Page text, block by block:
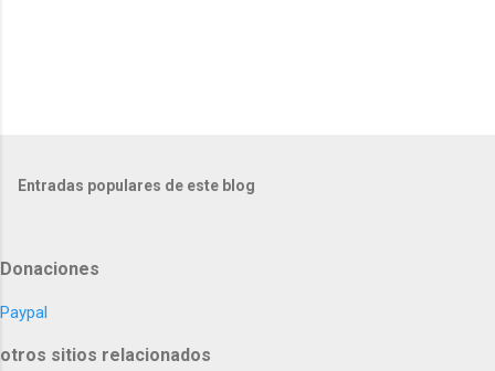
Entradas populares de este blog
Donaciones
Paypal
otros sitios relacionados